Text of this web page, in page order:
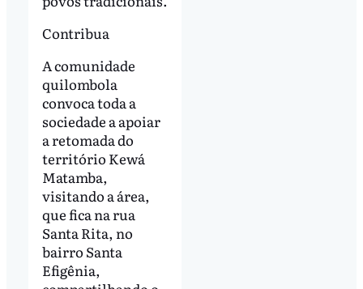
Contribua
A comunidade
quilombola
convoca toda a
sociedade a apoiar
a retomada do
território Kewá
Matamba,
visitando a área,
que fica na rua
Santa Rita, no
bairro Santa
Efigênia,